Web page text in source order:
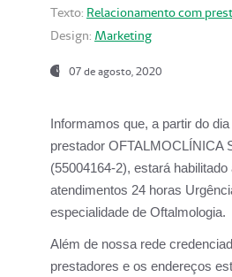
Texto: Relacionamento com
Design: Marketing
07 de agosto, 2020
Informamos que, a partir do dia
prestador OFTALMOCLÍNICA
(55004164-2), estará habilitado
atendimentos 24 horas
especialidade de Oftalmologia.
Além de nossa rede
prestadores e os endereços